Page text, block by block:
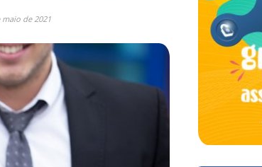
maio de 2021